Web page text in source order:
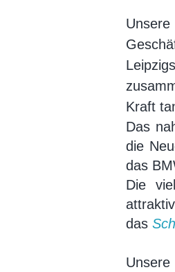
Kraft
Das
die
das
Die
das
Unsere